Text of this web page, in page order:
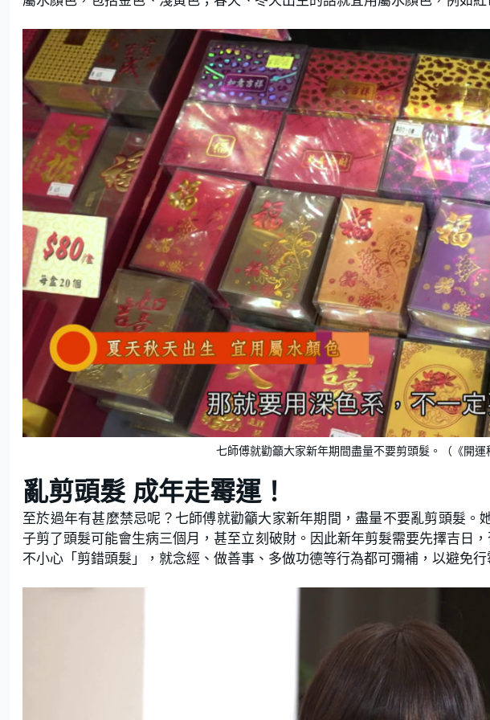
七師傅就勸籲大家新年期間盡量不要剪頭髮。（《開運
亂剪頭髮 成年走霉運！
至於過年有甚麼禁忌呢？七師傅就勸籲大家新年期間，盡量不要亂剪頭髮。
子剪了頭髮可能會生病三個月，甚至立刻破財。因此新年剪髮需要先擇吉日
不小心「剪錯頭髮」，就念經、做善事、多做功德等行為都可彌補，以避免行